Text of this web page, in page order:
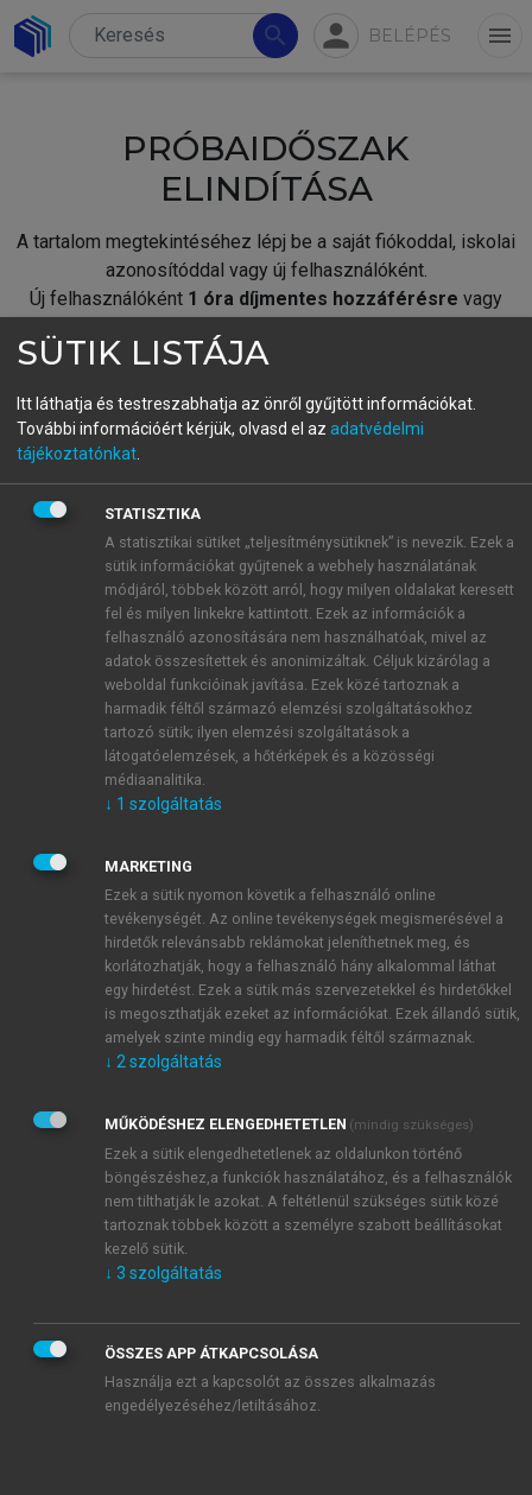
search person BELÉPÉS menu
PRÓBAIDŐSZAK
ELINDÍTÁSA
A tartalom megtekintéséhez lépj be a saját fiókoddal, iskolai
azonosítóddal vagy új felhasználóként.
Új felhasználóként 1 óra díjmentes hozzáférésre vagy
fiókoddal,vagy hozz létre új fiókot.
A regisztráció után apróbaidőszakautomatikusan
BELÉPÉS SAJÁT FIÓKKAL
ÚJ FIÓK LÉTREHOZÁSA
1 óra díjmentes hozzáférés
E-MAIL-CÍM
JELSZÓ
JELSZÓ ÚJRA
Kérek értesítést a MeRSZ újdonságairól, akcióiról.
Kérek értesítést az Akadémiai Kiadó Zrt. újdonságairól,
Adatkezelési tájékoztatóbanfoglaltakat tudomásul
veszem és elfogadom.
Általános vásárlási feltételeket, valamint a szotar.netés a
mersz.huoldalak licencszerződéseiben foglaltakat
tudomásul veszem és elfogadom.
KIPRÓBÁLOM
SÜTIK LISTÁJA
Itt láthatja és testreszabhatja az önről gyűjtött információkat.
További információért kérjük, olvasd el az adatvédelmi
tájékoztatónkat
STATISZTIKA
A statisztikai sütiket „teljesítménysütiknek” is nevezik. Ezek a
sütik információkat gyűjtenek a webhely használatának
módjáról, többek között arról, hogy milyen oldalakat keresett
fel és milyen linkekre kattintott. Ezek az információk a
felhasználó azonosítására nem használhatóak, mivel az
adatok összesítettek és anonimizáltak. Céljuk kizárólag a
weboldal funkcióinak javítása. Ezek közé tartoznak a
harmadik féltől származó elemzési szolgáltatásokhoz
tartozó sütik; ilyen elemzési szolgáltatások a
látogatóelemzések, a hőtérképek és a közösségi
médiaanalitika.
↓ 1 szolgáltatás
MARKETING
Ezek a sütik nyomon követik a felhasználó online
tevékenységét. Az online tevékenységek megismerésével a
hirdetők relevánsabb reklámokat jeleníthetnek meg, és
korlátozhatják, hogy a felhasználó hány alkalommal láthat
egy hirdetést. Ezek a sütik más szervezetekkel és hirdetőkkel
is megoszthatják ezeket az információkat. Ezek állandó sütik,
amelyek szinte mindig egy harmadik féltől származnak.
↓ 2 szolgáltatás
MŰKÖDÉSHEZ ELENGEDHETETLEN (mindig szükséges)
Ezek a sütik elengedhetetlenek az oldalunkon történő
böngészéshez,a funkciók használatához, és a felhasználók
nem tilthatják le azokat. A feltétlenül szükséges sütik közé
tartoznak többek között a személyre szabott beállításokat
kezelő sütik.
↓ 3 szolgáltatás
ÖSSZES APP ÁTKAPCSOLÁSA
Használja ezt a kapcsolót az összes alkalmazás
engedélyezéséhez/letiltásához.